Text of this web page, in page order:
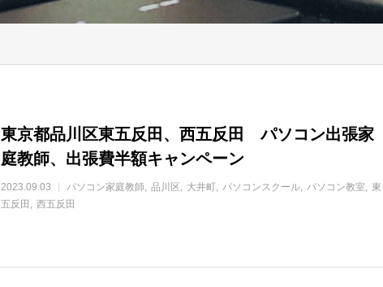
東京都品川区東五反田、西五反田 パソコン出張家
庭教師、出張費半額キャンペーン
2023.09.03 パソコン家庭教師 品川区 大井町 パソコンスクール パソコン教室
東
五反田
西五反田